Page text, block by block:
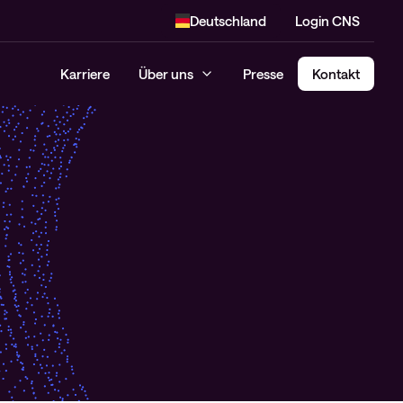
Deutschland Login CNS
Karriere Über uns Presse Kontakt